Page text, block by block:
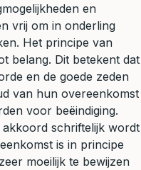
en
vrij om in onderling
Het principe van
belang. Dit betekent dat
en de goede zeden
van hun overeenkomst
voor beëindiging.
schriftelijk wordt
is in principe
moeilijk te bewijzen